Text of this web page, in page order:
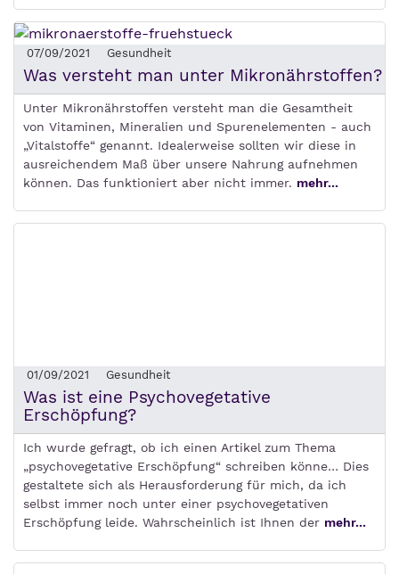
07/09/2021 Gesundheit
Was versteht man unter Mikronährstoffen?
Unter Mikronährstoffen versteht man die Gesamtheit
von Vitaminen, Mineralien und Spurenelementen - auch
„Vitalstoffe“ genannt. Idealerweise sollten wir diese in
ausreichendem Maß über unsere Nahrung aufnehmen
können. Das funktioniert aber nicht immer. mehr...
01/09/2021 Gesundheit
Was ist eine Psychovegetative
Erschöpfung?
Ich wurde gefragt, ob ich einen Artikel zum Thema
„psychovegetative Erschöpfung“ schreiben könne… Dies
gestaltete sich als Herausforderung für mich, da ich
selbst immer noch unter einer psychovegetativen
Erschöpfung leide. Wahrscheinlich ist Ihnen der mehr...